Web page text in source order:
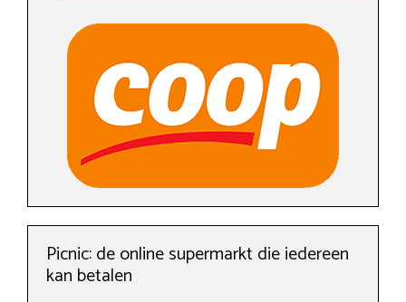
Picnic: de online supermarkt die iedereen
kan betalen